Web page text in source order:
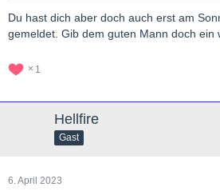
Du hast dich aber doch auch erst am
gemeldet. Gib dem guten Mann doch ein
1
Hellfire
Gast
6. April 2023